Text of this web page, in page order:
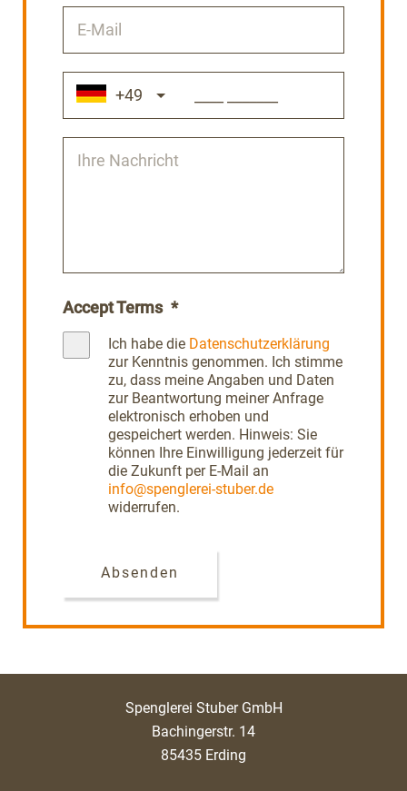
+49
Accept Terms *
Ich habe die Datenschutzerklärung
zur Kenntnis genommen. Ich stimme
zu, dass meine Angaben und Daten
zur Beantwortung meiner Anfrage
elektronisch erhoben und
gespeichert werden. Hinweis: Sie
können Ihre Einwilligung jederzeit für
die Zukunft per E-Mail an
info@spenglerei-stuber.de
widerrufen.
Absenden
Spenglerei Stuber GmbH
Bachingerstr. 14
85435 Erding